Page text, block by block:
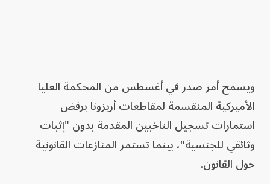
ويسمح أمر صدر في أغسطس من المحكمة العليا
الأميركية المنقسمة لمقاطعات أريزونا برفض
استمارات تسجيل الناخبين المقدمة بدون "إثبات
وثائقي للجنسية"، بينما تستمر المنازعات القانونية
حول القانون.